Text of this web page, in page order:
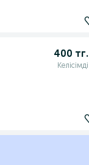
400 тг.
Келісімді